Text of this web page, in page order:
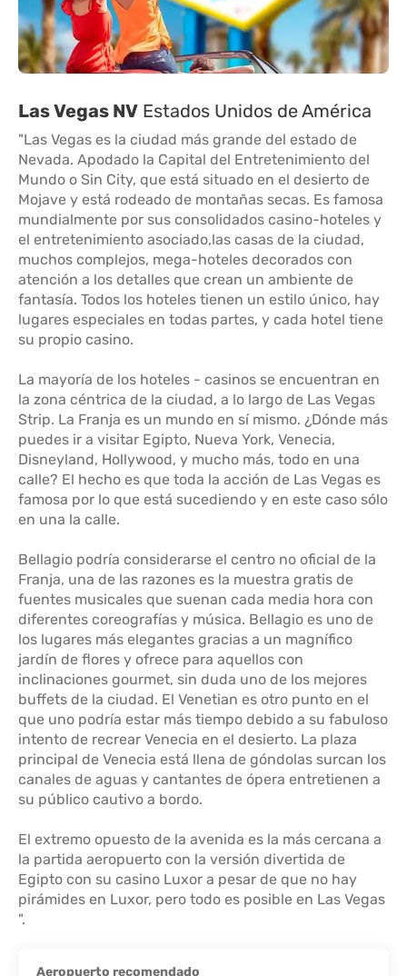
Las Vegas NV Estados Unidos de América
"Las Vegas es la ciudad más grande del estado de
Nevada. Apodado la Capital del Entretenimiento del
Mundo o Sin City, que está situado en el desierto de
Mojave y está rodeado de montañas secas. Es famosa
mundialmente por sus consolidados casino-hoteles y
el entretenimiento asociado,las casas de la ciudad,
muchos complejos, mega-hoteles decorados con
atención a los detalles que crean un ambiente de
fantasía. Todos los hoteles tienen un estilo único, hay
lugares especiales en todas partes, y cada hotel tiene
su propio casino.
La mayoría de los hoteles - casinos se encuentran en
la zona céntrica de la ciudad, a lo largo de Las Vegas
Strip. La Franja es un mundo en sí mismo. ¿Dónde más
puedes ir a visitar Egipto, Nueva York, Venecia,
Disneyland, Hollywood, y mucho más, todo en una
calle? El hecho es que toda la acción de Las Vegas es
famosa por lo que está sucediendo y en este caso sólo
en una la calle.
Bellagio podría considerarse el centro no oficial de la
Franja, una de las razones es la muestra gratis de
fuentes musicales que suenan cada media hora con
diferentes coreografías y música. Bellagio es uno de
los lugares más elegantes gracias a un magnífico
jardín de flores y ofrece para aquellos con
inclinaciones gourmet, sin duda uno de los mejores
buffets de la ciudad. El Venetian es otro punto en el
que uno podría estar más tiempo debido a su fabuloso
intento de recrear Venecia en el desierto. La plaza
principal de Venecia está llena de góndolas surcan los
canales de aguas y cantantes de ópera entretienen a
su público cautivo a bordo.
El extremo opuesto de la avenida es la más cercana a
la partida aeropuerto con la versión divertida de
Egipto con su casino Luxor a pesar de que no hay
pirámides en Luxor, pero todo es posible en Las Vegas
Aeropuerto recomendado